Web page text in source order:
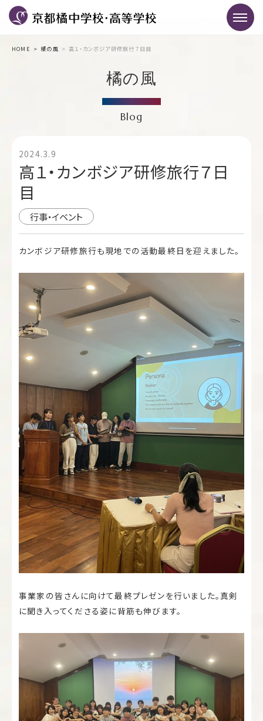
HOME 橘の風 高１・カンボジア研修旅行７日目
橘の風
Blog
2024.3.9
高１・カンボジア研修旅行７日
目
行事・イベント
カンボジア研修旅行も現地での活動最終日を迎えました。
事業家の皆さんに向けて最終プレゼンを行いました。真剣
に聞き入ってくださる姿に背筋も伸びます。